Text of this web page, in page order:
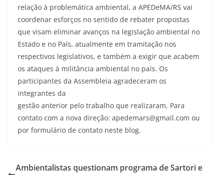
relação à problemática ambiental, a APEDeMA/RS vai
coordenar esforços no sentido de rebater propostas
que visam eliminar avanços na legislação ambiental no
Estado e no País, atualmente em tramitação nos
respectivos legislativos, e também a exigir que acabem
os ataques à militância ambiental no país. Os
participantes da Assembleia agradeceram os
integrantes da
gestão anterior pelo trabalho que realizaram. Para
contato com a nova direção: apedemars@gmail.com ou
por formulário de contato neste blog.
Ambientalistas questionam programa de Sartori e